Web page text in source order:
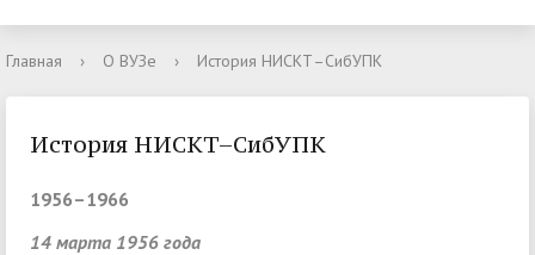
Главная › О ВУЗе › История НИСКТ–СибУПК
История НИСКТ–СибУПК
1956–1966
14 марта 1956 года